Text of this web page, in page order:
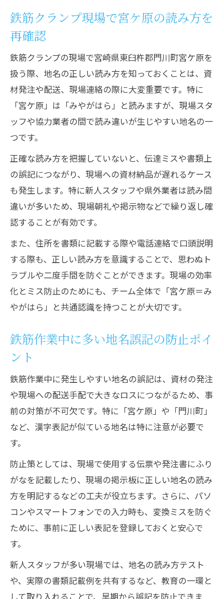
鉄筋クランプ現場で宮ケ原の読み方を
再確認
鉄筋クランプの現場で宮崎県東臼杵郡門川町宮ケ原を
扱う際、地名の正しい読み方を知っておくことは、資
材発注や配送、現場連絡の際に大変重要です。特に
「宮ケ原」は「みやがはら」と読みますが、現場スタ
ッフや協力業者の間で読み違いが生じやすい地名の一
つです。
正確な読み方を把握していないと、伝達ミスや書類上
の誤記につながり、現場への資材納品が遅れるケース
も発生します。特に新人スタッフや県外業者は読み間
違いが多いため、現場朝礼や掲示物などで繰り返し確
認することが有効です。
また、住所を書類に記載する際や電話連絡で口頭説明
する際も、正しい読み方を意識することで、思わぬト
ラブルや二度手間を防ぐことができます。現場の効率
化とミス防止のためにも、チーム全体で「宮ケ原＝み
やがはら」と共通認識を持つことが大切です。
鉄筋作業中に多い地名誤記の防止ポイ
ント
鉄筋作業中に発生しやすい地名の誤記は、資材の発注
や現場への配送手配で大きなロスにつながるため、事
前の対策が不可欠です。特に「宮ケ原」や「門川町」
など、漢字表記が似ている地名は特に注意が必要で
す。
防止策としては、現場で使用する伝票や発注書にふり
がなを記載したり、現場の掲示板に正しい地名の読み
方を明記するなどの工夫が役立ちます。さらに、パソ
コンやスマートフォンでの入力時も、変換ミスを防ぐ
ために、事前に正しい表記を登録しておくと安心で
す。
新人スタッフが多い現場では、地名の読み方テスト
や、実際の書類記載例を共有するなど、教育の一環と
して取り入れることで、早期から誤記を防止できま